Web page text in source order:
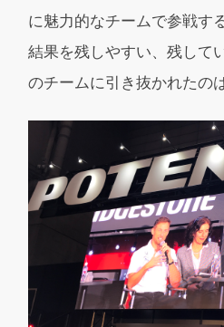
に魅力的なチームで参戦す
結果を残しやすい、残して
のチームに引き抜かれたの